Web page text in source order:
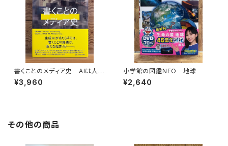
書くことのメディア史 AIは人間
の言語能力に何をもたらすのか
¥3,960
小学館の図鑑NEO 地球
¥2,640
その他の商品